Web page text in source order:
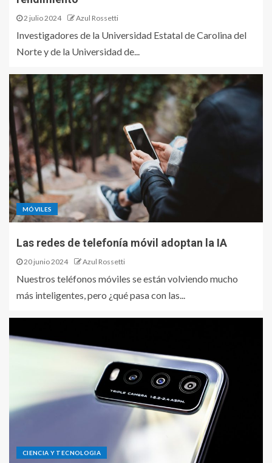
2 julio 2024 Azul Rossetti
Investigadores de la Universidad Estatal de Carolina del
Norte y de la Universidad de...
MÓVILES
Las redes de telefonía móvil adoptan la IA
20 junio 2024 Azul Rossetti
Nuestros teléfonos móviles se están volviendo mucho
más inteligentes, pero ¿qué pasa con las...
CIENCIA Y TECNOLOGIA